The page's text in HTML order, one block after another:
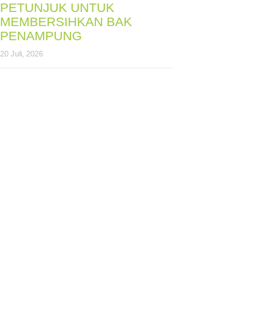
PETUNJUK UNTUK
MEMBERSIHKAN BAK
PENAMPUNG
20 Juli, 2026